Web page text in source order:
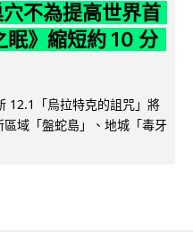
不為提高世界首
眠》縮短約 10 分
12.1「烏拉特克的詛咒」將
域「盤蛇島」、地城「毒牙